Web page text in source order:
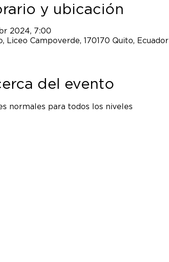
y ubicación
2024, 7:00
Liceo Campoverde, 170170 Quito, Ecuador
del evento
normales para todos los niveles